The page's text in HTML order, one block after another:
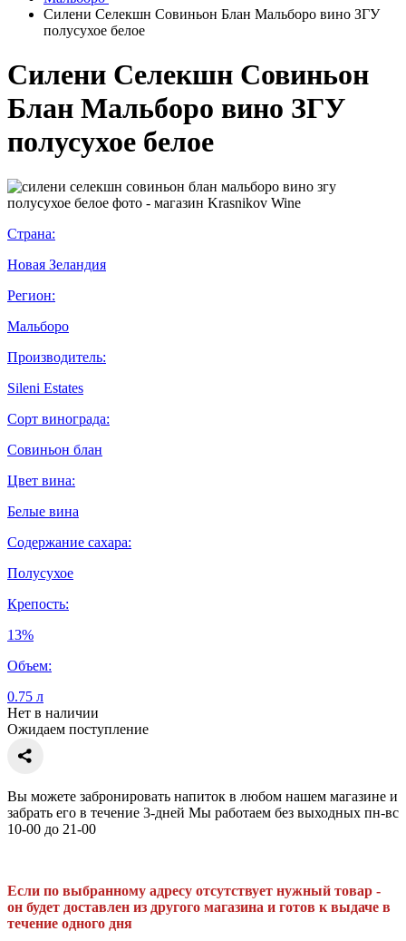
Силени Селекшн Совиньон Блан Мальборо вино ЗГУ
полусухое белое
Силени Селекшн Совиньон
Блан Мальборо вино ЗГУ
полусухое белое
Страна:
Новая Зеландия
Регион:
Мальборо
Производитель:
Sileni Estates
Сорт винограда:
Совиньон блан
Цвет вина:
Белые вина
Содержание сахара:
Полусухое
Крепость:
13%
Объем:
0.75 л
Нет в наличии
Ожидаем поступление
Вы можете забронировать напиток в любом нашем магазине и
забрать его в течение 3-дней Мы работаем без выходных пн-вс
10-00 до 21-00
Если по выбранному адресу отсутствует нужный товар -
он будет доставлен из другого магазина и готов к выдаче в
течение одного дня